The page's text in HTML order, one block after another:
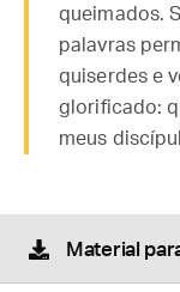
queimados.
palavras
quiserdes e
glorificado:
meus
Material